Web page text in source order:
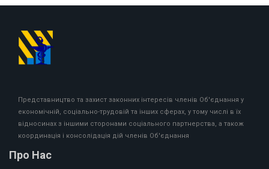
Представництво та захист законних інтересів членів Об'єднання у
економічній, соціально-трудовій та інших сферах, у тому числі в їх
відносинах з іншими сторонами соціального партнерства, а також
координація і консолідація дій членів Об'єднання
Про Нас